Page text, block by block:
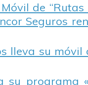
de
Seguros
lleva su
su programa